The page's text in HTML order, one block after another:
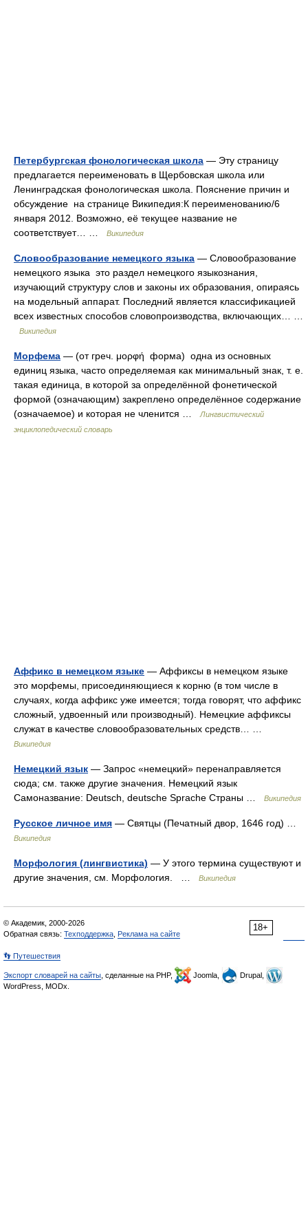
Петербургская фонологическая школа — Эту страницу
предлагается переименовать в Щербовская школа или
Ленинградская фонологическая школа. Пояснение причин и
обсуждение на странице Википедия:К переименованию/6
января 2012. Возможно, её текущее название не
соответствует… …
Википедия
Словообразование немецкого языка — Словообразование
немецкого языка это раздел немецкого языкознания,
изучающий структуру слов и законы их образования, опираясь
на модельный аппарат. Последний является классификацией
всех известных способов словопроизводства, включающих… …
Википедия
Морфема — (от греч. μορφή форма) одна из основных
единиц языка, часто определяемая как минимальный знак, т. е.
такая единица, в которой за определённой фонетической
формой (означающим) закреплено определённое содержание
(означаемое) и которая не членится …
Лингвистический
энциклопедический словарь
Аффикс в немецком языке — Аффиксы в немецком языке
это морфемы, присоединяющиеся к корню (в том числе в
случаях, когда аффикс уже имеется; тогда говорят, что аффикс
сложный, удвоенный или производный). Немецкие аффиксы
служат в качестве словообразовательных средств… …
Википедия
Немецкий язык — Запрос «немецкий» перенаправляется
сюда; см. также другие значения. Немецкий язык
Самоназвание: Deutsch, deutsche Sprache Страны …
Википедия
Русское личное имя — Святцы (Печатный двор, 1646 год) …
Википедия
Морфология (лингвистика) — У этого термина существуют и
другие значения, см. Морфология. …
Википедия
18+
© Академик, 2000-2026
Обратная связь: Техподдержка Реклама на сайте
👣 Путешествия
Экспорт словарей на сайты , сделанные на PHP, Joomla,
Drupal,
WordPress, MODx.